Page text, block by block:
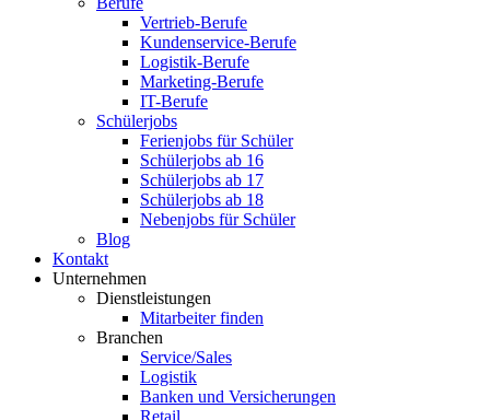
Vertrieb-Berufe
Kundenservice-Berufe
Logistik-Berufe
Marketing-Berufe
IT-Berufe
Schülerjobs
Ferienjobs für Schüler
Schülerjobs ab 16
Schülerjobs ab 17
Schülerjobs ab 18
Nebenjobs für Schüler
Blog
Kontakt
Unternehmen
Dienstleistungen
Mitarbeiter finden
Branchen
Service/Sales
Logistik
Banken und Versicherungen
Retail